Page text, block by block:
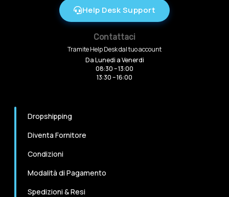
Help Desk Support
Contattaci
Tramite Help Desk dal tuo account
Da Lunedi a Venerdi
08:30 – 13:00
13:30 – 16:00
Dropshipping
Diventa Fornitore
Condizioni
Modalità di Pagamento
Spedizioni & Resi